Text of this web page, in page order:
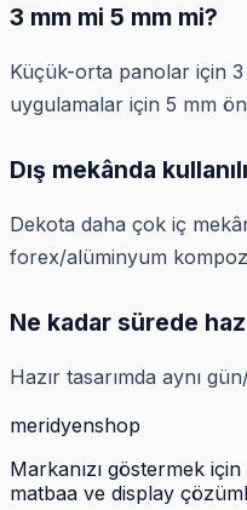
3 mm mi 5 mm mi?
Küçük-orta panolar için
uygulamalar için 5 mm
Dış mekânda
Dekota daha çok iç
forex/alüminyum
Ne kadar sürede
Hazır tasarımda aynı
meridyenshop
Markanızı göstermek
matbaa ve display